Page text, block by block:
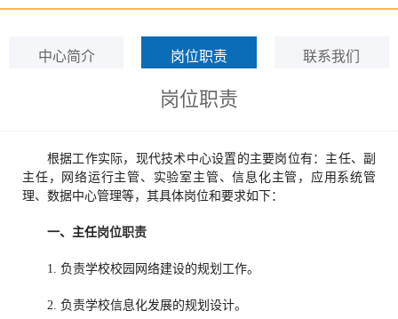
中心简介 岗位职责 联系我们
岗位职责
根据工作实际，现代技术中心设置的主要岗位有：主任、副
主任，网络运行主管、实验室主管、信息化主管，应用系统管
理、数据中心管理等，其具体岗位和要求如下：
一、主任岗位职责
1. 负责学校校园网络建设的规划工作。
2. 负责学校信息化发展的规划设计。